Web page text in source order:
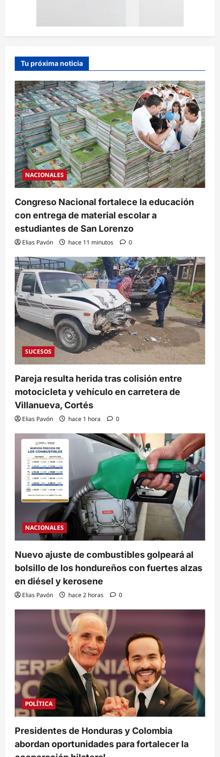
Tu próxima noticia
NACIONALES
Congreso Nacional fortalece la educación
con entrega de material escolar a
estudiantes de San Lorenzo
Elias Pavón hace 11 minutos 0
SUCESOS
Pareja resulta herida tras colisión entre
motocicleta y vehículo en carretera de
Villanueva, Cortés
Elias Pavón hace 1 hora 0
NACIONALES
Nuevo ajuste de combustibles golpeará al
bolsillo de los hondureños con fuertes alzas
en diésel y kerosene
Elias Pavón hace 2 horas 0
POLÍTICA
Presidentes de Honduras y Colombia
abordan oportunidades para fortalecer la